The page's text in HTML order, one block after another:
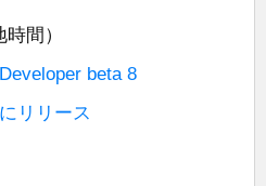
間）
beta 8
リリース